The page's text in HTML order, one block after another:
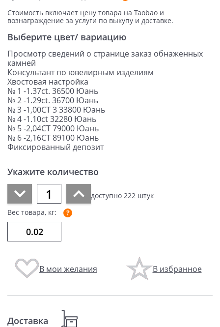
Стоимость включает цену товара на Taobao и
вознаграждение за услуги по выкупу и доставке.
Выберите цвет/ вариацию
Просмотр сведений о странице заказ обнаженных
камней
Консультант по ювелирным изделиям
Хвостовая настройка
№ 1 -1.37ct. 36500 Юань
№ 2 -1.29ct. 36700 Юань
№ 3 -1,00CT 3 33800 Юань
№ 4 -1.10ct 32280 Юань
№ 5 -2,04CT 79000 Юань
№ 6 -2,16CT 89100 Юань
Фиксированный депозит
Укажите количество
доступно 222 штук
Вес товара, кг:
В мои желания В избранное
Доставка